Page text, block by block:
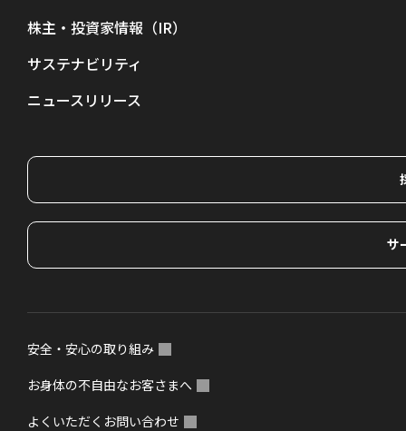
株主・投資家情報（IR）
サステナビリティ
ニュースリリース
サ
安全・安心の取り組み
お身体の不自由なお客さまへ
よくいただくお問い合わせ